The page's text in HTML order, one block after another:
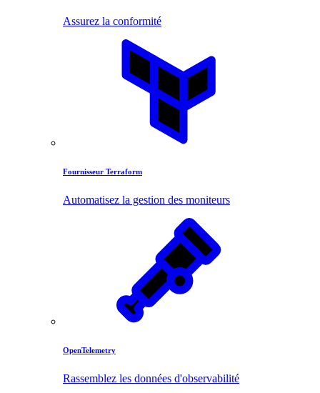
Assurez la conformité
Fournisseur Terraform
Automatisez la gestion des moniteurs
OpenTelemetry
Rassemblez les données d'observabilité